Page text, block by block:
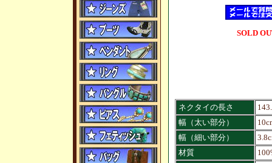
SOLD
ネクタイの長さ
幅（太い部分）
幅（細い部分）
材質